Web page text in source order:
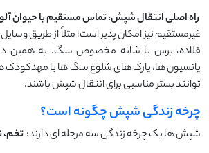
راه اصلی انتقال شپش، تماس مستقیم با حیوان
غیرمستقیم نیز امکان ‌پذیر است؛ مثلاً از طریق
قلاده، برس یا شانه مخصوص سگ. به همین
پانسیون‌ ها، پارک‌ های شلوغ سگ‌ ها یا مهدکودک
‌توانند بستر مناسبی برای انتقال شپش باشند.
چرخه زندگی شپش چگونه است؟
شپش‌ ها یک چرخه زندگی سه مرحله‌ ای دارند: تخم،